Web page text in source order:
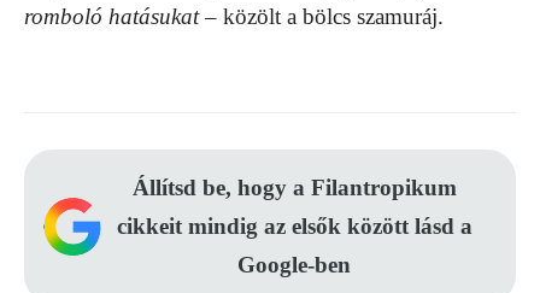
romboló hatásukat– közölt a bölcs szamuráj.
Állítsd be, hogy a Filantropikum
cikkeit mindig az elsők között lásd a
Google-ben